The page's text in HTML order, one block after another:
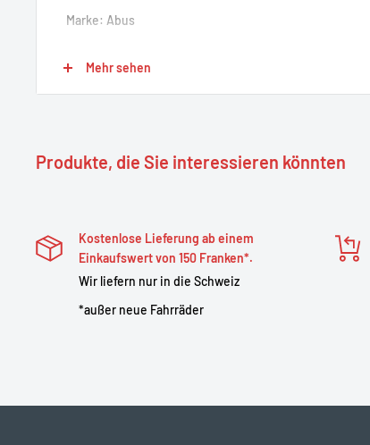
Marke: Abus
Länge: 85 cm
Mehr sehen
Produkte, die Sie interessieren könnten
Kostenlose Lieferung ab einem
Einkaufswert von 150 Franken*.
Wir liefern nur in die Schweiz
*außer neue Fahrräder